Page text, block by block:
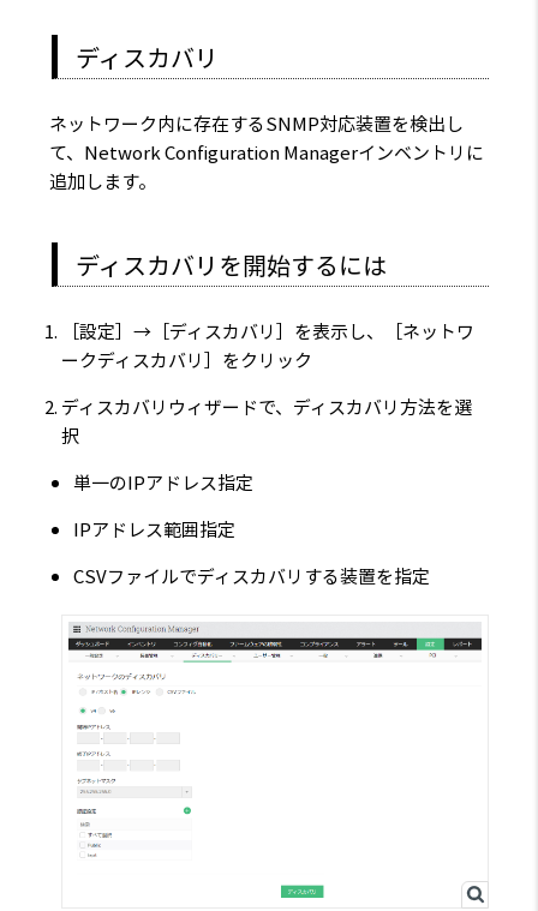
ディスカバリ
ネットワーク内に存在するSNMP対応装置を検出し
て、Network Configuration Managerインベントリに
追加します。
ディスカバリを開始するには
［設定］→［ディスカバリ］を表示し、［ネットワ
ークディスカバリ］をクリック
ディスカバリウィザードで、ディスカバリ方法を選
択
単一のIPアドレス指定
IPアドレス範囲指定
CSVファイルでディスカバリする装置を指定